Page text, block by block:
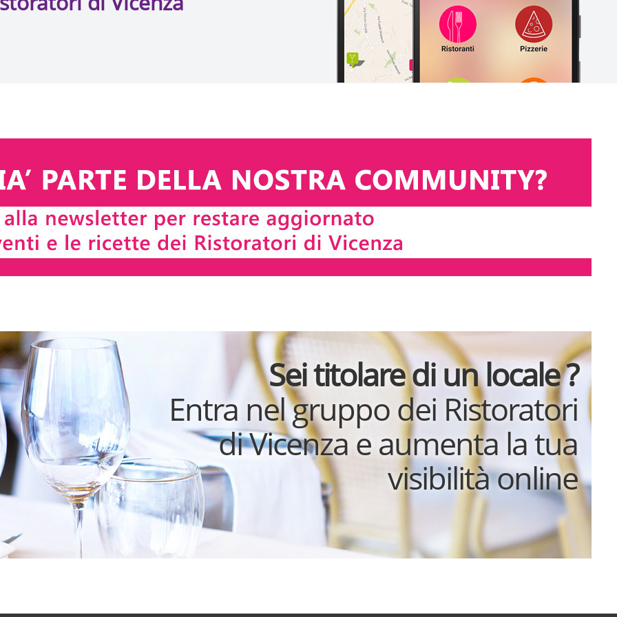
Sei titolare di un locale ?
Entra nel gruppo dei Ristoratori
di Vicenza e aumenta la tua
visibilità online